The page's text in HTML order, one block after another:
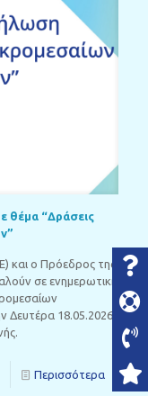
θέμα “Δράσεις
και ο Πρόεδρος της
σε ενημερωτική
Δευτέρα 18.05.2026,
Περισσότερα